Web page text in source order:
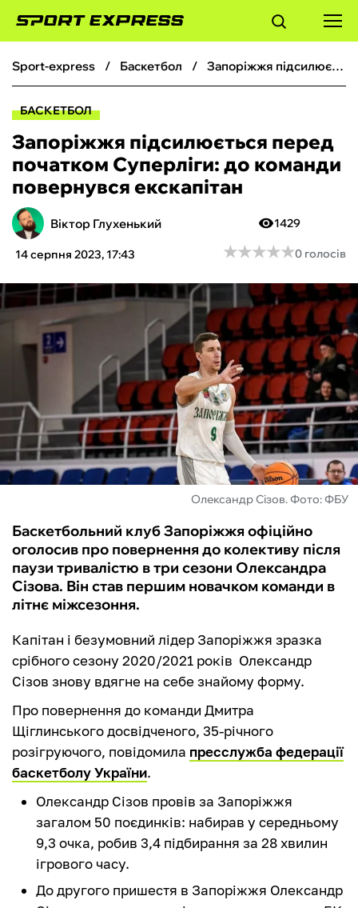
ФУТБОЛ
БОКС
ХОКЕЙ
ТЕНІС
КІБЕРСПОРТ
ЧС-2026
ІНШІ
БУКМЕКЕРИ
sport-express баскетбол Запоріжжя підсилюється перед початком Суперліги: до команди повернувся екскапітан
БАСКЕТБОЛ
Запоріжжя підсилюється перед
початком Суперліги: до команди
повернувся екскапітан
Віктор Глухенький
14 серпня 2023, 17:43
1429
★★★★★
★★★★★0 голосів
Олександр Сізов. Фото: ФБУ
Баскетбольний клуб Запоріжжя офіційно
оголосив про повернення до колективу після
паузи тривалістю в три сезони Олександра
Сізова. Він став першим новачком команди в
літнє міжсезоння.
Капітан і безумовний лідер Запоріжжя зразка
срібного сезону 2020/2021 років Олександр
Сізов знову вдягне на себе знайому форму.
Про повернення до команди Дмитра
Щіглинського досвідченого, 35-річного
розігруючого, повідомила пресслужба федерації
баскетболу України.
Олександр Сізов провів за Запоріжжя
загалом 50 поєдинків: набирав у середньому
9,3 очка, робив 3,4 підбирання за 28 хвилин
ігрового часу.
До другого пришестя в Запоріжжя Олександр